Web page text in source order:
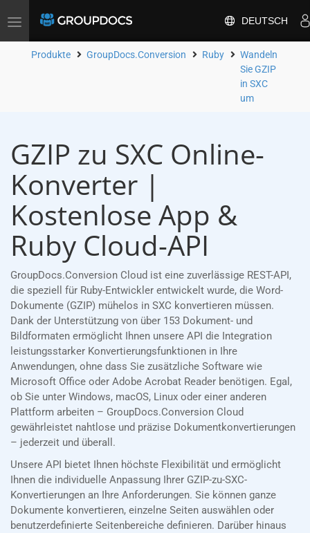
Toggle
DEUTSCH
Produkte GroupDocs.Conversion Ruby
Wandeln
Sie GZIP
in SXC
um
GZIP zu SXC Online-
Konverter |
Kostenlose App &
Ruby Cloud-API
GroupDocs.Conversion Cloud ist eine zuverlässige REST-API,
die speziell für Ruby-Entwickler entwickelt wurde, die Word-
Dokumente (GZIP) mühelos in SXC konvertieren müssen.
Dank der Unterstützung von über 153 Dokument- und
Bildformaten ermöglicht Ihnen unsere API die Integration
leistungsstarker Konvertierungsfunktionen in Ihre
Anwendungen, ohne dass Sie zusätzliche Software wie
Microsoft Office oder Adobe Acrobat Reader benötigen. Egal,
ob Sie unter Windows, macOS, Linux oder einer anderen
Plattform arbeiten – GroupDocs.Conversion Cloud
gewährleistet nahtlose und präzise Dokumentkonvertierungen
– jederzeit und überall.
Unsere API bietet Ihnen höchste Flexibilität und ermöglicht
Ihnen die individuelle Anpassung Ihrer GZIP-zu-SXC-
Konvertierungen an Ihre Anforderungen. Sie können ganze
Dokumente konvertieren, einzelne Seiten auswählen oder
benutzerdefinierte Seitenbereiche definieren. Darüber hinaus